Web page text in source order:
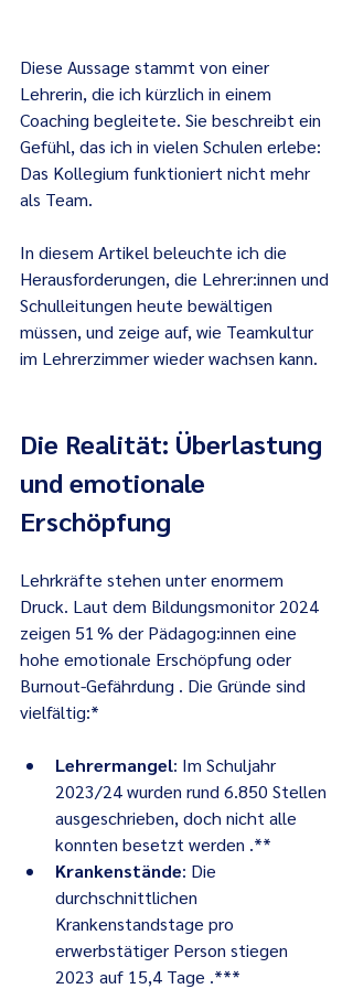
Diese Aussage stammt von einer
Lehrerin, die ich kürzlich in einem
Coaching begleitete. Sie beschreibt ein
Gefühl, das ich in vielen Schulen erlebe:
Das Kollegium funktioniert nicht mehr
als Team.
In diesem Artikel beleuchte ich die
Herausforderungen, die Lehrer:innen und
Schulleitungen heute bewältigen
müssen, und zeige auf, wie Teamkultur
im Lehrerzimmer wieder wachsen kann.
Die Realität: Überlastung
und emotionale
Erschöpfung
Lehrkräfte stehen unter enormem
Druck. Laut dem Bildungsmonitor 2024
zeigen 51 % der Pädagog:innen eine
hohe emotionale Erschöpfung oder
Burnout-Gefährdung . Die Gründe sind
vielfältig:*
Lehrermangel: Im Schuljahr
2023/24 wurden rund 6.850 Stellen
ausgeschrieben, doch nicht alle
konnten besetzt werden .**
Krankenstände: Die
durchschnittlichen
Krankenstandstage pro
erwerbstätiger Person stiegen
2023 auf 15,4 Tage .***